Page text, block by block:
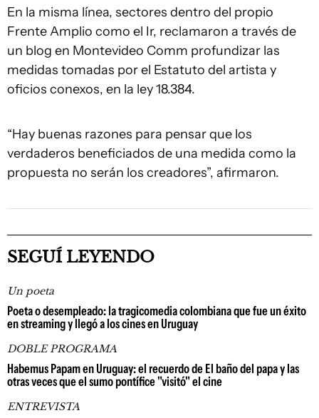
En la misma línea, sectores dentro del propio
Frente Amplio como el Ir, reclamaron a través de
un blog en Montevideo Comm profundizar las
medidas tomadas por el Estatuto del artista y
oficios conexos, en la ley 18.384.
“Hay buenas razones para pensar que los
verdaderos beneficiados de una medida como la
propuesta no serán los creadores”, afirmaron.
SEGUÍ LEYENDO
Un poeta
Poeta o desempleado: la tragicomedia colombiana que fue un éxito
en streaming y llegó a los cines en Uruguay
DOBLE PROGRAMA
Habemus Papam en Uruguay: el recuerdo de El baño del papa y las
otras veces que el sumo pontífice "visitó" el cine
ENTREVISTA